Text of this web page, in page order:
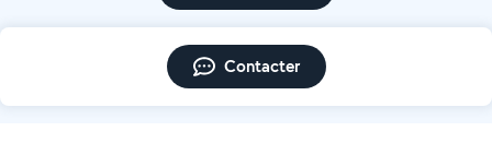
Contacter